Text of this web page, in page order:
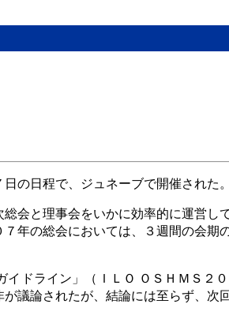
の日程で、ジュネーブで開催された。
会と理事会をいかに効率的に運営
年の総会においては、３週間の会
ドライン」（ＩＬＯ ＯＳＨＭＳ２
議論されたが、結論には至らず、